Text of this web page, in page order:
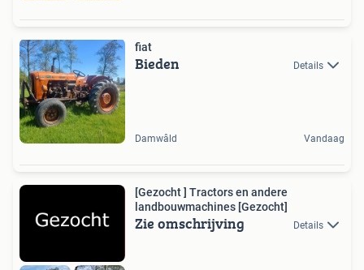
fiat
Bieden Details
Damwâld Vandaag
[Gezocht ] Tractors en andere
landbouwmachines [Gezocht]
Zie omschrijving Details